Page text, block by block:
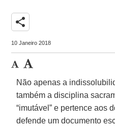
share
10 Janeiro 2018
Não apenas a
também a disciplina
“imutável” e pertence aos
defende um documento